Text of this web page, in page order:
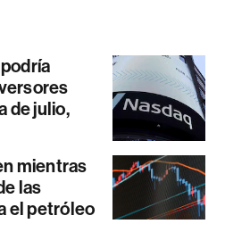
de julio,
mientras
las
el petróleo